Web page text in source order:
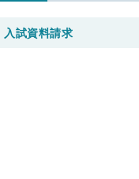
入試資料請求